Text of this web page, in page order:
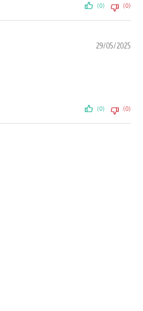
(0) (0)
29/05/2025
(0) (0)